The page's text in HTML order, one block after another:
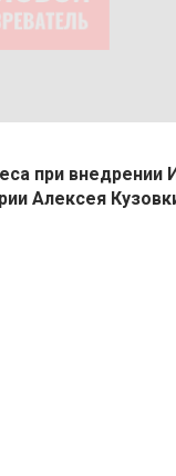
при внедрении
Алексея